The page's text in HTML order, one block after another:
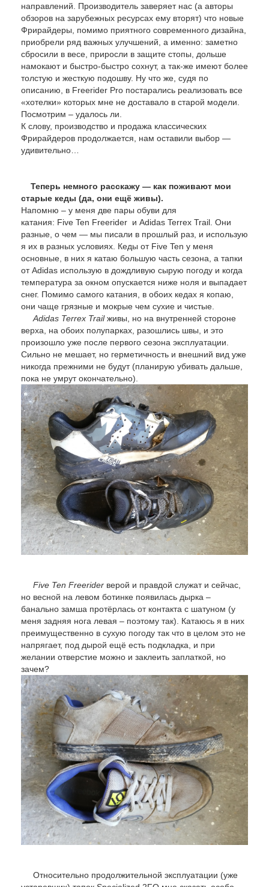
направлений. Производитель заверяет нас (а авторы
обзоров на зарубежных ресурсах ему вторят) что новые
Фрирайдеры, помимо приятного современного дизайна,
приобрели ряд важных улучшений, а именно: заметно
сбросили в весе, приросли в защите стопы, дольше
намокают и быстро-быстро сохнут, а так-же имеют более
толстую и жесткую подошву. Ну что же, судя по
описанию, в Freerider Pro постарались реализовать все
«хотелки» которых мне не доставало в старой модели.
Посмотрим – удалось ли.
К слову, производство и продажа классических
Фрирайдеров продолжается, нам оставили выбор —
удивительно…
Теперь немного расскажу — как поживают мои
старые кеды (да, они ещё живы).
Напомню – у меня две пары обуви для
катания: Five Ten Freerider и Adidas Terrex Trail. Они
разные, о чем — мы писали в прошлый раз, и использую
я их в разных условиях. Кеды от Five Ten у меня
основные, в них я катаю большую часть сезона, а тапки
от Adidas использую в дождливую сырую погоду и когда
температура за окном опускается ниже ноля и выпадает
снег. Помимо самого катания, в обоих кедах я копаю,
они чаще грязные и мокрые чем сухие и чистые.
Adidas Terrex Trailживы, но на внутренней стороне
верха, на обоих полупарках, разошлись швы, и это
произошло уже после первого сезона эксплуатации.
Сильно не мешает, но герметичность и внешний вид уже
никогда прежними не будут (планирую убивать дальше,
пока не умрут окончательно).
Five Ten Freerider верой и правдой служат и сейчас,
но весной на левом ботинке появилась дырка –
банально замша протёрлась от контакта с шатуном (у
меня задняя нога левая – поэтому так). Катаюсь я в них
преимущественно в сухую погоду так что в целом это не
напрягает, под дырой ещё есть подкладка, и при
желании отверстие можно и заклеить заплаткой, но
зачем?
Относительно продолжительной эксплуатации (уже